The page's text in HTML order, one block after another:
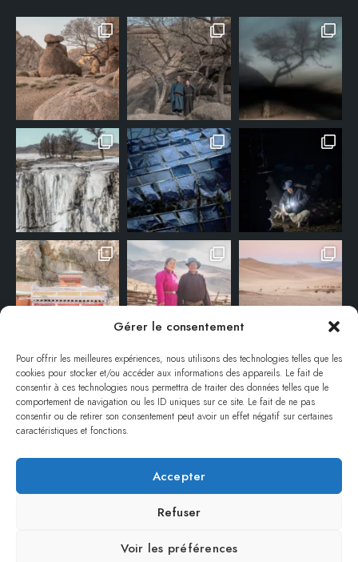
Gérer le consentement
Pour offrir les meilleures expériences, nous utilisons des technologies telles que les
cookies pour stocker et/ou accéder aux informations des appareils. Le fait de
consentir à ces technologies nous permettra de traiter des données telles que le
comportement de navigation ou les ID uniques sur ce site. Le fait de ne pas
consentir ou de retirer son consentement peut avoir un effet négatif sur certaines
caractéristiques et fonctions.
Accepter
Refuser
Voir les préférences
© ANNE-EMMANUELLE THION – TOUS DROITS RÉSERVÉS / ALL RIGHTS
REPRODUCTION INTERDITE SANS AUTORISATION / NO REPRODUCTION
REMERCIEMENTS MENTIONS LÉGALES